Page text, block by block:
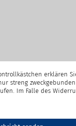
erklären
streng
Im Falle des